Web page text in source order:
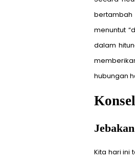
bertambah
menuntut
dalam
hubungan
Kita hari ini